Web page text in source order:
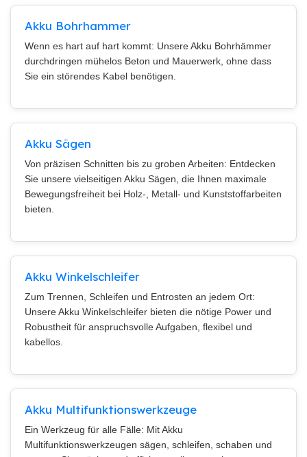
Akku Bohrhammer
Wenn es hart auf hart kommt: Unsere Akku Bohrhämmer
durchdringen mühelos Beton und Mauerwerk, ohne dass
Sie ein störendes Kabel benötigen.
Akku Sägen
Von präzisen Schnitten bis zu groben Arbeiten: Entdecken
Sie unsere vielseitigen Akku Sägen, die Ihnen maximale
Bewegungsfreiheit bei Holz-, Metall- und Kunststoffarbeiten
bieten.
Akku Winkelschleifer
Zum Trennen, Schleifen und Entrosten an jedem Ort:
Unsere Akku Winkelschleifer bieten die nötige Power und
Robustheit für anspruchsvolle Aufgaben, flexibel und
kabellos.
Akku Multifunktionswerkzeuge
Ein Werkzeug für alle Fälle: Mit Akku
Multifunktionswerkzeugen sägen, schleifen, schaben und